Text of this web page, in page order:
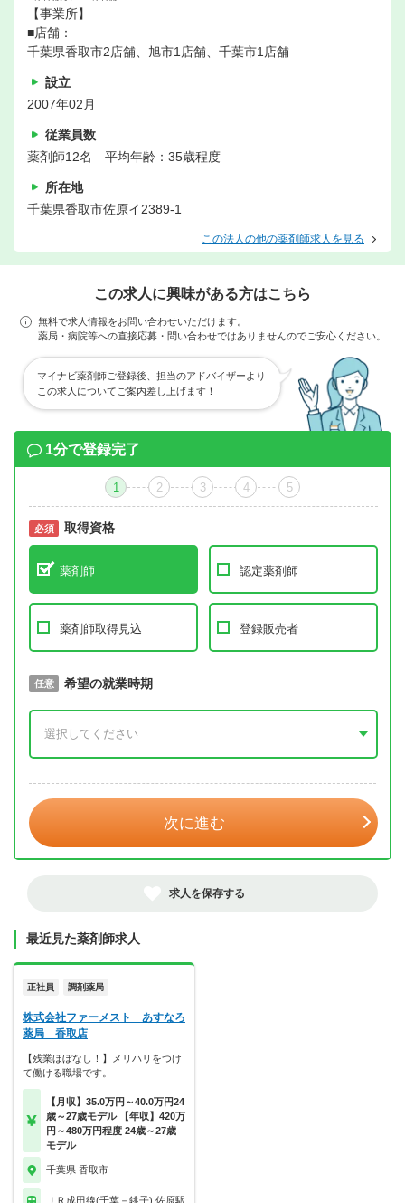
【事業所】
■店舗：
千葉県香取市2店舗、旭市1店舗、千葉市1店舗
設立
2007年02月
従業員数
薬剤師12名 平均年齢：35歳程度
所在地
千葉県香取市佐原イ2389-1
この法人の他の薬剤師求人を見る
この求人に興味がある方はこちら
無料で求人情報をお問い合わせいただけます。
薬局・病院等への直接応募・問い合わせではありませんのでご安心ください。
マイナビ薬剤師ご登録後、担当のアドバイザーより
この求人についてご案内差し上げます！
1分で登録完了
1 2 3 4 5
必須 取得資格
薬剤師 認定薬剤師
薬剤師取得見込 登録販売者
必須 取得予定年
任意 希望の就業時期
次に進む
求人を保存する
最近見た薬剤師求人
正社員 調剤薬局
株式会社ファーメスト あすなろ
薬局 香取店
【残業ほぼなし！】メリハリをつけ
て働ける職場です。
【月収】35.0万円～40.0万円24
歳～27歳モデル 【年収】420万
円～480万円程度 24歳～27歳
モデル
千葉県 香取市
ＪＲ成田線(千葉－銚子) 佐原駅